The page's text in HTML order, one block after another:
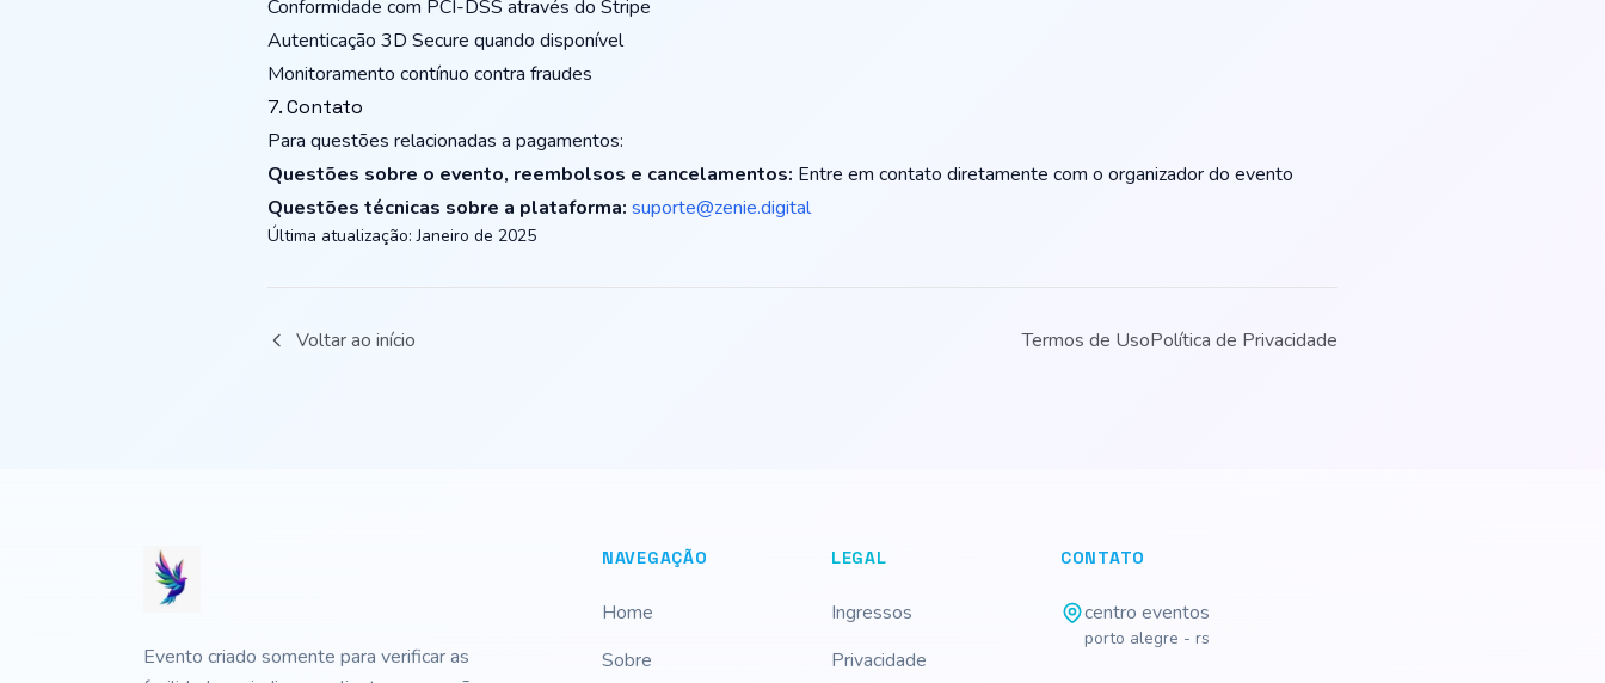
Conformidade com PCI-DSS através do Stripe
Autenticação 3D Secure quando disponível
Monitoramento contínuo contra fraudes
7. Contato
Para questões relacionadas a pagamentos:
Questões sobre o evento, reembolsos e cancelamentos: Entre em contato diretamente com o organizador do evento
Questões técnicas sobre a plataforma: suporte@zenie.digital
Última atualização: Janeiro de 2025
Voltar ao início Termos de UsoPolítica de Privacidade
Evento criado somente para verificar as
NAVEGAÇÃO
Home
Sobre
LEGAL
Ingressos
Privacidade
CONTATO
centro eventos
porto alegre - rs